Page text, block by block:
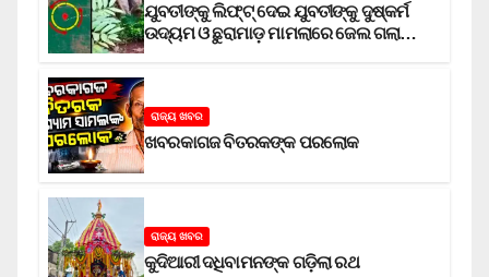
ଯୁବତୀଙ୍କୁ ଲିଫ୍‌ଟ୍‌ ଦେଇ ଯୁବତୀଙ୍କୁ ଦୁଷ୍କର୍ମ
ଉଦ୍ୟମ ଓ ଛୁରାମାଡ଼ ମାମଲାରେ ଜେଲ ଗଲା
ରାଜ୍ୟ ଖବର
ଖବରକାଗଜ ବିତରକଙ୍କ ପରଲୋକ
ରାଜ୍ୟ ଖବର
କୁଦିଆରୀ ଦଧିବାମନଙ୍କ ଗଡ଼ିଲା ରଥ